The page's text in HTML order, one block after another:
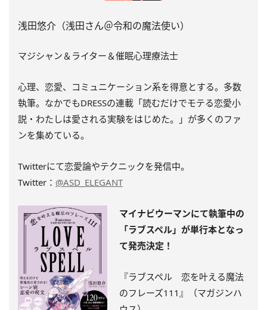
浅田悠介（浅田さん＠令和の魔法使い）
マジシャン＆ライター＆催眠心理療法士
心理、恋愛、コミュニケーション系を得意とする。多数
執筆。 なかでもDRESSの連載「読むだけでモテる恋愛小
説・ わたしは愛される実験をはじめた。」 が多くのファ
ンを集めている。
Twitterにて恋愛論やテクニックを発信中。
Twitter： @ASD_ELEGANT
マイナビウーマンにて執筆中の
「ラブスペル」が単行本となっ
て発売決定！
『ラブスペル 恋を叶える魔法
のフレーズ111』（マガジンハ